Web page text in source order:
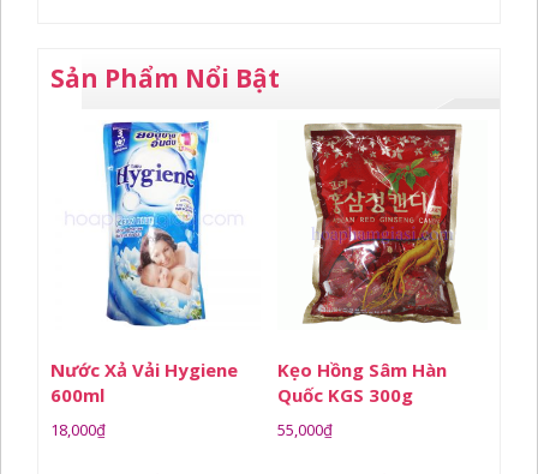
Sản Phẩm Nổi Bật
Nước Xả Vải Hygiene
600ml
18,000₫
Kẹo Hồng Sâm Hàn
Quốc KGS 300g
55,000₫